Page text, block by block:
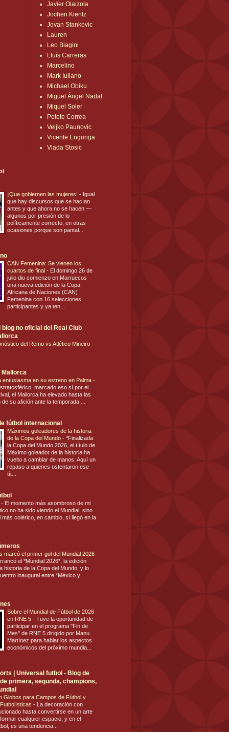
Javier Olaizola
Jochen Kientz
Jovan Stankovic
Lauren
Leo Biagini
Lluís Carreras
Marcelino
Mark Iuliano
Michael Obiku
Miguel Ángel Nadal
Miquel Soler
Petete Correa
Veljko Paunovic
Vicente Engonga
Vlada Stosic
¡Que gobiernen las mujeres! - Igual
que hay discursos que se hacían
antes y que ahora no se hacen —
algunos por presión de lo
políticamente correcto, en otras
ocasiones porque son pantal...
CAN Femenina: Se vienen los
cuartos de final - El domingo 26 de
julio dio comienzo en Marruecos
una nueva edición de la Copa
Africana de Naciones (CAN)
Femenina con 16 selecciones
participantes y ya ten...
blog no oficial del Real Club
del Remo vs Atlético Mineiro
Mallorca
entusiasma en su estreno en Palma -
marcado eso sí por el
el Mallorca ha elevado hasta las
su afición ante la temporada ...
fútbol internacional
Máximos goleadores de la historia
de la Copa del Mundo - *Finalizada
la Copa del Mundo 2026, el título de
Máximo goleador de la historia ha
vuelto a cambiar de manos. Aquí un
repaso a quienes ostentaron ese
tít...
- El momento más asombroso de mi
no ha sido viendo el Mundial, sino
más colérico, en cambio, sí llegó en la
marcó el primer gol del Mundial 2026
el *Mundial 2026*, la edición
historia de la Copa del Mundo, y lo
inaugural entre *México y
Sobre el Mundial de Fútbol de 2026
en RNE 5 - Tuve la oportunidad de
participar en el programa "Fin de
Mes" de RNE 5 dirigido por Manu
Martínez para hablar los aspectos
económicos del próximo mundia...
| Universal futbol - Blog de
primera, segunda, champions,
Globos para Campos de Fútbol y
- La decoración con
hasta convertirse en un arte
cualquier espacio, y en el
es una tendencia...